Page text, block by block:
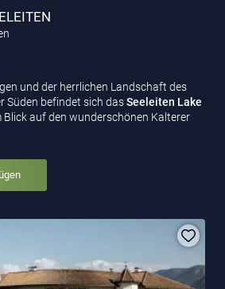
und der herrlichen Landschaft des
Süden befindet sich dasSeeleiten Lake
Blick auf den wunderschönen Kalterer